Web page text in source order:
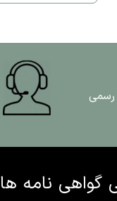
رسمی
گواهی نامه ها